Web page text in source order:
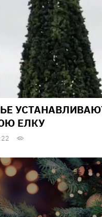
ЕЛКУ